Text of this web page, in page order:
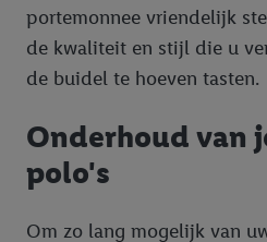
portemonnee vriendelijk
de kwaliteit en stijl die u
de buidel te hoeven tasten.
Onderhoud van
polo's
Om zo lang mogelijk van